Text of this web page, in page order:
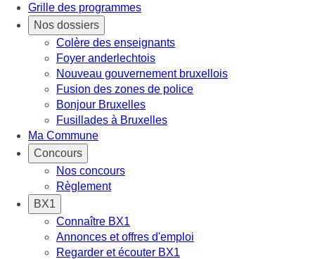
Grille des programmes
Nos dossiers
Colère des enseignants
Foyer anderlechtois
Nouveau gouvernement bruxellois
Fusion des zones de police
Bonjour Bruxelles
Fusillades à Bruxelles
Ma Commune
Concours
Nos concours
Règlement
BX1
Connaître BX1
Annonces et offres d'emploi
Regarder et écouter BX1